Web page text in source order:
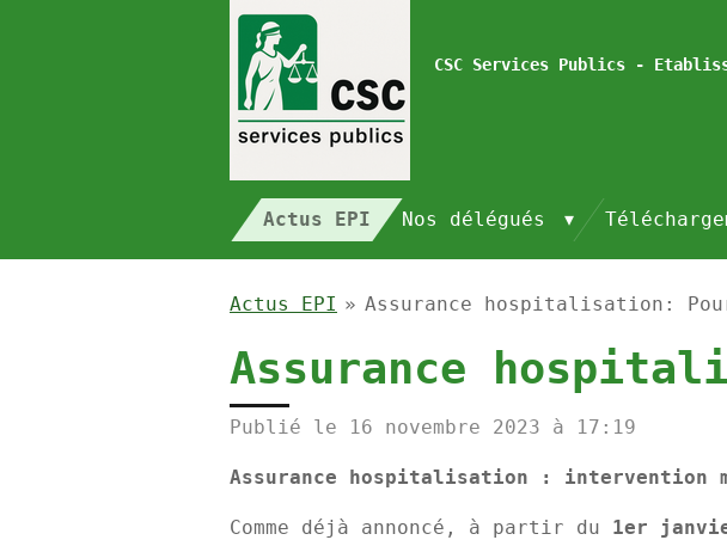
CSC Services Publics -
Actus EPI Nos délégués
Actus EPI » Assurance hospitalisation:
Assurance
Publié le 16 novembre 2023 à 17:19
Assurance hospitalisation : intervention
Comme déjà annoncé, à partir du 1er